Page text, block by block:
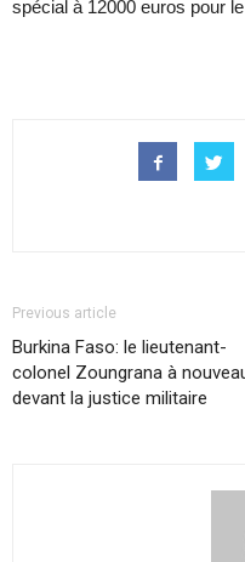
spécial à 12000 euros pour
Previous article
Burkina Faso: le lieutenant-
colonel Zoungrana à
devant la justice militaire